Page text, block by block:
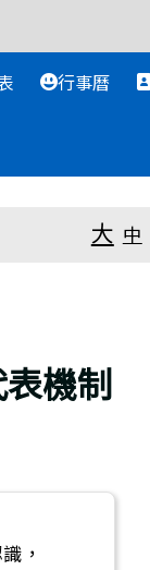
行事曆
大 中
機制
，